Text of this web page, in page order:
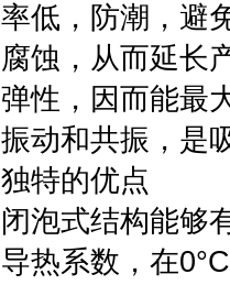
率低，防潮，避
腐蚀，从而延长
弹性，因而能最
振动和共振，是
独特的优点
闭泡式结构能够
导热系数，在